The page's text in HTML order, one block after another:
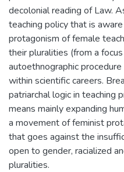
decolonial reading of Law.
teaching policy that is
protagonism of female
their pluralities (from a
autoethnographic procedure
within scientific careers.
patriarchal logic in teaching
means mainly expanding
a movement of feminist
that goes against the
open to gender, racialized
pluralities.